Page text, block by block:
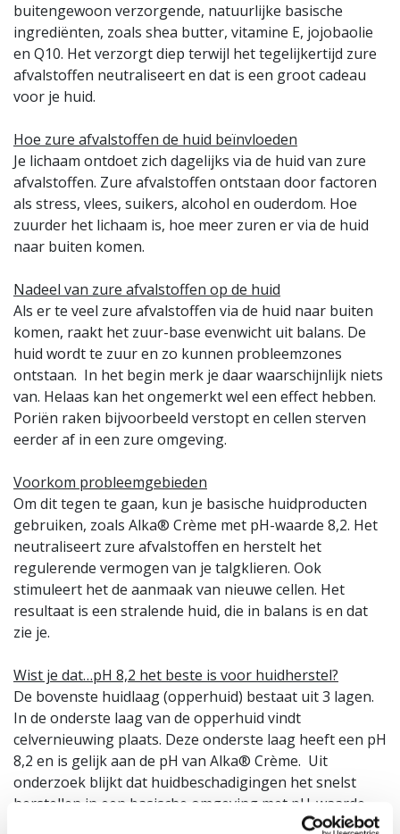
buitengewoon verzorgende, natuurlijke basische
ingrediënten, zoals shea butter, vitamine E, jojobaolie
en Q10. Het verzorgt diep terwijl het tegelijkertijd zure
afvalstoffen neutraliseert en dat is een groot cadeau
voor je huid.
Hoe zure afvalstoffen de huid beïnvloeden
Je lichaam ontdoet zich dagelijks via de huid van zure
afvalstoffen. Zure afvalstoffen ontstaan door factoren
als stress, vlees, suikers, alcohol en ouderdom. Hoe
zuurder het lichaam is, hoe meer zuren er via de huid
naar buiten komen.
Nadeel van zure afvalstoffen op de huid
Als er te veel zure afvalstoffen via de huid naar buiten
komen, raakt het zuur-base evenwicht uit balans. De
huid wordt te zuur en zo kunnen probleemzones
ontstaan. In het begin merk je daar waarschijnlijk niets
van. Helaas kan het ongemerkt wel een effect hebben.
Poriën raken bijvoorbeeld verstopt en cellen sterven
eerder af in een zure omgeving.
Voorkom probleemgebieden
Om dit tegen te gaan, kun je basische huidproducten
gebruiken, zoals Alka® Crème met pH-waarde 8,2. Het
neutraliseert zure afvalstoffen en herstelt het
regulerende vermogen van je talgklieren. Ook
stimuleert het de aanmaak van nieuwe cellen. Het
resultaat is een stralende huid, die in balans is en dat
zie je.
Wist je dat…pH 8,2 het beste is voor huidherstel?
De bovenste huidlaag (opperhuid) bestaat uit 3 lagen.
In de onderste laag van de opperhuid vindt
celvernieuwing plaats. Deze onderste laag heeft een pH
8,2 en is gelijk aan de pH van Alka® Crème. Uit
onderzoek blijkt dat huidbeschadigingen het snelst
herstellen in een basische omgeving met pH-waarde